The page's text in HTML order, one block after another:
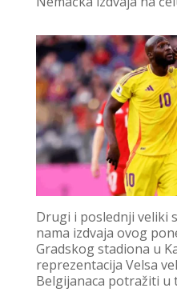
Drugi i poslednji veliki
nama izdvaja ovog
Gradskog stadiona u
reprezentacija Velsa
Belgijanaca potražiti u